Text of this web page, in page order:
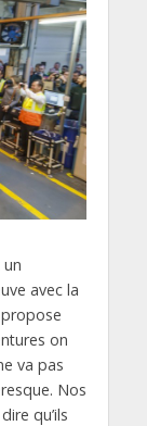
avec la
on
va pas
Nos
qu’ils